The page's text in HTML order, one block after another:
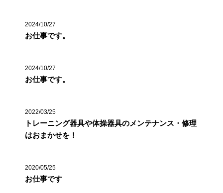
2024/10/27
お仕事です。
2024/10/27
お仕事です。
2022/03/25
トレーニング器具や体操器具のメンテナンス・修理
はおまかせを！
2020/05/25
お仕事です